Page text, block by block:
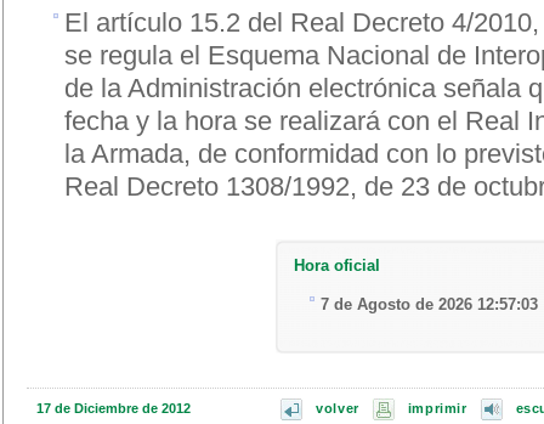
El artículo 15.2 del Real Decreto 4/
se regula el Esquema Nacional de
de la Administración electrónica señala
fecha y la hora se realizará con el Real
la Armada, de conformidad con lo
Real Decreto 1308/1992, de 23 de
Hora oficial
7 de Agosto de 2026 12:57:03
17 de Diciembre de 2012 volver imprimir